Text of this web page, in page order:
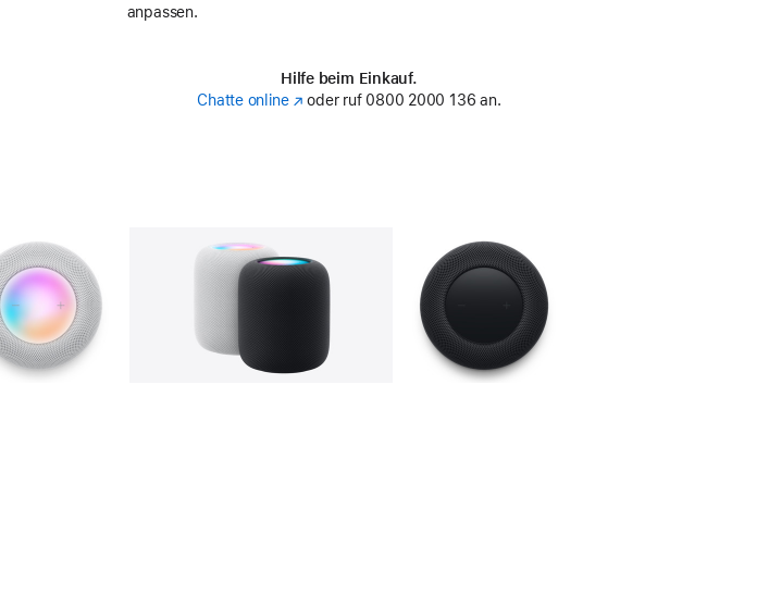
anpassen.
Hilfe beim Einkauf.
Chatte online(Öffnet
oder ruf 0800 2000 136 an.
Galerie Galerie